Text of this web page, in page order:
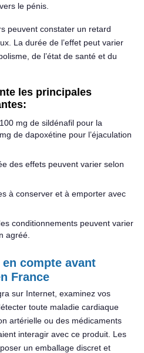
le pénis.
peuvent constater un retard
La durée de l’effet peut varier
de l’état de santé et du
les principales
mg de sildénafil pour la
de dapoxétine pour l’éjaculation
des effets peuvent varier selon
à conserver et à emporter avec
conditionnements peuvent varier
agréé.
compte avant
France
sur Internet, examinez vos
toute maladie cardiaque
artérielle ou des médicaments
interagir avec ce produit. Les
un emballage discret et